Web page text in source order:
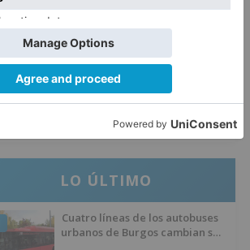
Fútbol Burgos: Lucas Ricoy
finaliza su etapa como
blanquinegro
LO ÚLTIMO
Cuatro líneas de los autobuses
urbanos de Burgos cambian su